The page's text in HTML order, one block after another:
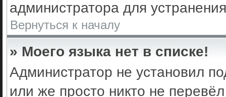
администратора для
Вернуться к началу
» Моего языка нет в списке!
Администратор не установил
или же просто никто не